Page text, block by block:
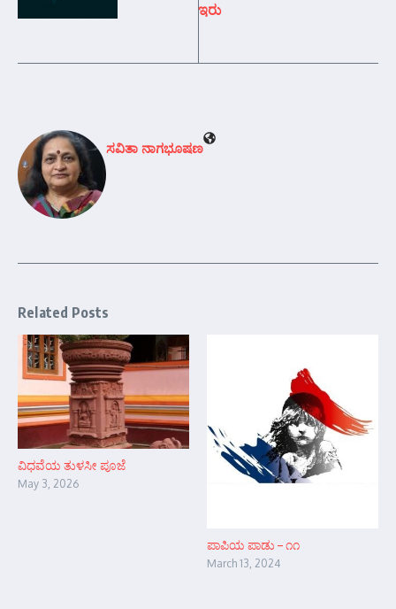
ಇರು
ಸವಿತಾ ನಾಗಭೂಷಣ
Related Posts
ವಿಧವೆಯ ತುಳಸೀ ಪೂಜೆ
May 3, 2026
ಪಾಪಿಯ ಪಾಡು – ೧೧
March 13, 2024